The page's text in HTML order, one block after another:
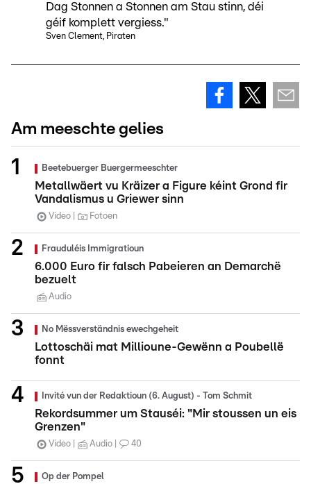
Dag Stonnen a Stonnen am Stau stinn, déi
géif komplett vergiess."
Sven Clement, Piraten
Am meeschte gelies
Beetebuerger Buergermeeschter
Metallwäert vu Kräizer a Figure kéint Grond fir
Vandalismus u Griewer sinn
Video Fotoen
Frauduléis Immigratioun
6.000 Euro fir falsch Pabeieren an Demarchë
bezuelt
Audio
No Mëssverständnis ewechgeheit
Lottoschäi mat Millioune-Gewënn a Poubellë
fonnt
Invité vun der Redaktioun (6. August) - Tom Schmit
Rekordsummer um Stauséi: "Mir stoussen un eis
Grenzen"
Video Audio 40
Op der Pompel